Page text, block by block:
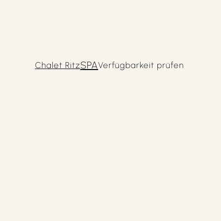
Chalet RitzSPAVerfügbarkeit prüfen